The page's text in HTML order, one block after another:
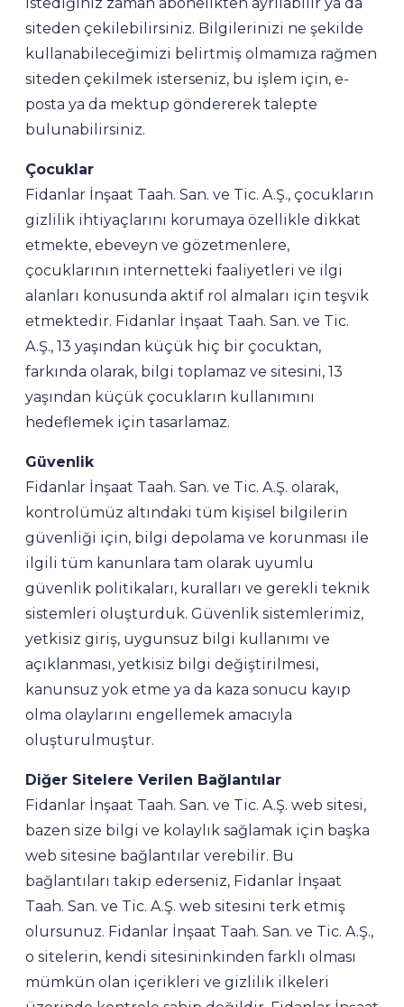
siteden çekilebilirsiniz. Bilgilerinizi ne şekilde
kullanabileceğimizi belirtmiş olmamıza rağmen
siteden çekilmek isterseniz, bu işlem için, e-
posta ya da mektup göndererek talepte
bulunabilirsiniz.
Çocuklar
Fidanlar İnşaat Taah. San. ve Tic. A.Ş., çocukların
gizlilik ihtiyaçlarını korumaya özellikle dikkat
etmekte, ebeveyn ve gözetmenlere,
çocuklarının internetteki faaliyetleri ve ilgi
alanları konusunda aktif rol almaları için teşvik
etmektedir. Fidanlar İnşaat Taah. San. ve Tic.
A.Ş., 13 yaşından küçük hiç bir çocuktan,
farkında olarak, bilgi toplamaz ve sitesini, 13
yaşından küçük çocukların kullanımını
hedeflemek için tasarlamaz.
Güvenlik
Fidanlar İnşaat Taah. San. ve Tic. A.Ş. olarak,
kontrolümüz altındaki tüm kişisel bilgilerin
güvenliği için, bilgi depolama ve korunması ile
ilgili tüm kanunlara tam olarak uyumlu
güvenlik politikaları, kuralları ve gerekli teknik
sistemleri oluşturduk. Güvenlik sistemlerimiz,
yetkisiz giriş, uygunsuz bilgi kullanımı ve
açıklanması, yetkisiz bilgi değiştirilmesi,
kanunsuz yok etme ya da kaza sonucu kayıp
olma olaylarını engellemek amacıyla
oluşturulmuştur.
Diğer Sitelere Verilen Bağlantılar
Fidanlar İnşaat Taah. San. ve Tic. A.Ş. web sitesi,
bazen size bilgi ve kolaylık sağlamak için başka
web sitesine bağlantılar verebilir. Bu
bağlantıları takip ederseniz, Fidanlar İnşaat
Taah. San. ve Tic. A.Ş. web sitesini terk etmiş
olursunuz. Fidanlar İnşaat Taah. San. ve Tic. A.Ş.,
o sitelerin, kendi sitesininkinden farklı olması
mümkün olan içerikleri ve gizlilik ilkeleri